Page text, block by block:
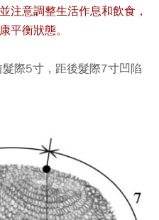
注意調整生活作息和飲食，
平衡狀態。
際5寸，距後髮際7寸凹陷